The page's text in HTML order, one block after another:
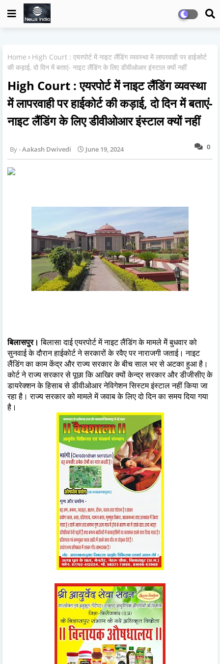
Home
High Court : एयरपोर्ट में नाइट लैंडिंग व्यवस्था में लापरवाही पर हाईकोर्ट
की कड़ाई, दो दिन में बताएं- नाइट लैंडिंग के लिए डीवीओआर इंस्टाल क्यों नहीं
High Court : एयरपोर्ट में नाइट लैंडिंग व्यवस्था
में लापरवाही पर हाईकोर्ट की कड़ाई, दो दिन में बताएं-
नाइट लैंडिंग के लिए डीवीओआर इंस्टाल क्यों नहीं
0
Aakash Dwivedi June 19, 2024
बिलासपुर।बिलासा दाई एयरपोर्ट में नाइट लैंडिंग के मामले मेें बुधवार को
सुनवाई के दौरान हाईकोर्ट ने सरकारों के रवैए पर नाराजगी जताई। नाइट
लैंडिंग का काम केंद्र और राज्य सरकार के बीच साल भर से अटका हुआ है।
कोर्ट ने राज्य सरकार से पूछा कि आखिर क्यों केन्द्र सरकार और डीजीसीए के
डायरेक्शन के हिसाब से डीवीओआर नेविगेशन सिस्टम इंस्टाल नहीं किया जा
रहा है। राज्य सरकार को मामले में जवाब के लिए दो दिन का समय दिया गया
है।